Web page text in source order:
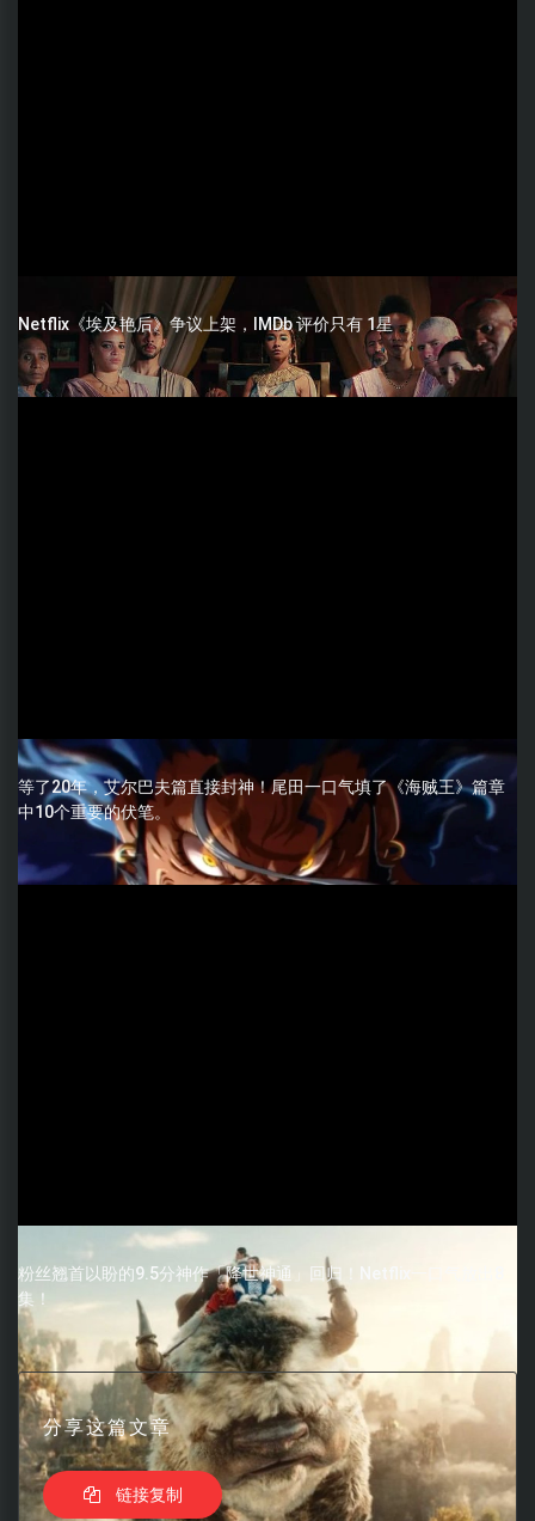
Netflix《埃及艳后》争议上架，IMDb 评价只有 1星
等了20年，艾尔巴夫篇直接封神！尾田一口气填了《海贼王》篇章
中10个重要的伏笔。
粉丝翘首以盼的9.5分神作「降世神通」回归！Netflix一口气放出8
集！
分享这篇文章
链接复制